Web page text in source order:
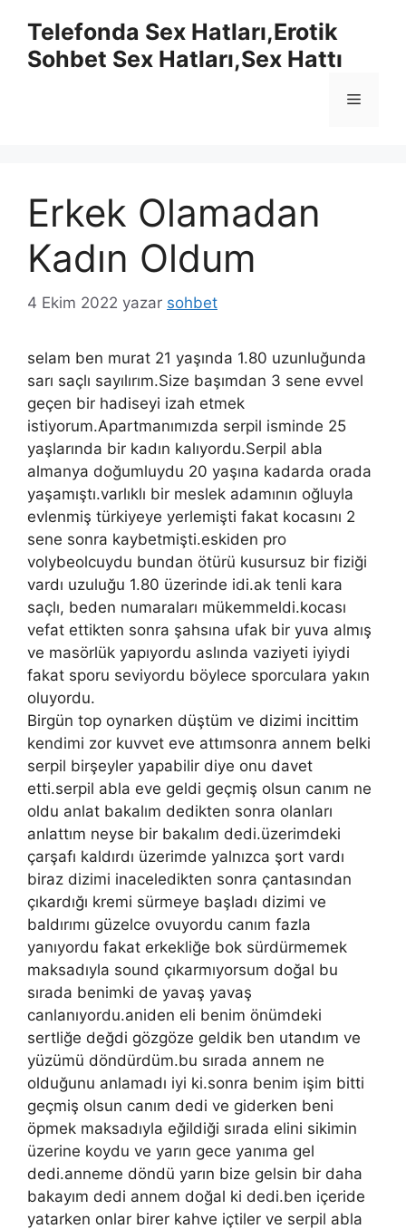
Telefonda Sex Hatları,Erotik
Sohbet Sex Hatları,Sex Hattı
Menü
Erkek Olamadan
Kadın Oldum
4 Ekim 2022 yazar sohbet
selam ben murat 21 yaşında 1.80 uzunluğunda
sarı saçlı sayılırım.Size başımdan 3 sene evvel
geçen bir hadiseyi izah etmek
istiyorum.Apartmanımızda serpil isminde 25
yaşlarında bir kadın kalıyordu.Serpil abla
almanya doğumluydu 20 yaşına kadarda orada
yaşamıştı.varlıklı bir meslek adamının oğluyla
evlenmiş türkiyeye yerlemişti fakat kocasını 2
sene sonra kaybetmişti.eskiden pro
volybeolcuydu bundan ötürü kusursuz bir fiziği
vardı uzuluğu 1.80 üzerinde idi.ak tenli kara
saçlı, beden numaraları mükemmeldi.kocası
vefat ettikten sonra şahsına ufak bir yuva almış
ve masörlük yapıyordu aslında vaziyeti iyiydi
fakat sporu seviyordu böylece sporculara yakın
oluyordu.
Birgün top oynarken düştüm ve dizimi incittim
kendimi zor kuvvet eve attımsonra annem belki
serpil birşeyler yapabilir diye onu davet
etti.serpil abla eve geldi geçmiş olsun canım ne
oldu anlat bakalım dedikten sonra olanları
anlattım neyse bir bakalım dedi.üzerimdeki
çarşafı kaldırdı üzerimde yalnızca şort vardı
biraz dizimi inaceledikten sonra çantasından
çıkardığı kremi sürmeye başladı dizimi ve
baldırımı güzelce ovuyordu canım fazla
yanıyordu fakat erkekliğe bok sürdürmemek
maksadıyla sound çıkarmıyorsum doğal bu
sırada benimki de yavaş yavaş
canlanıyordu.aniden eli benim önümdeki
sertliğe değdi gözgöze geldik ben utandım ve
yüzümü döndürdüm.bu sırada annem ne
olduğunu anlamadı iyi ki.sonra benim işim bitti
geçmiş olsun canım dedi ve giderken beni
öpmek maksadıyla eğildiği sırada elini sikimin
üzerine koydu ve yarın gece yanıma gel
dedi.anneme döndü yarın bize gelsin bir daha
bakayım dedi annem doğal ki dedi.ben içeride
yatarken onlar birer kahve içtiler ve serpil abla